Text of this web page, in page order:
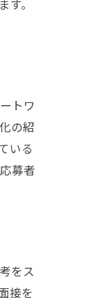
。
トワ
の紹
いる
募者
をス
接を